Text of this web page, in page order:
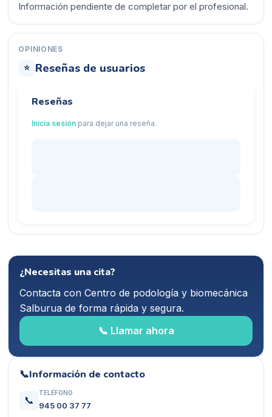
Información pendiente de completar por el profesional.
OPINIONES
⭐ Reseñas de usuarios
Reseñas
Inicia sesión para dejar una reseña.
¿Necesitas una cita?
Contacta conCentro de podología y biomecánica
Salburua de forma rápida y segura.
📞 Llamar ahora
📞Información de contacto
📞
TELÉFONO
945 00 37 77